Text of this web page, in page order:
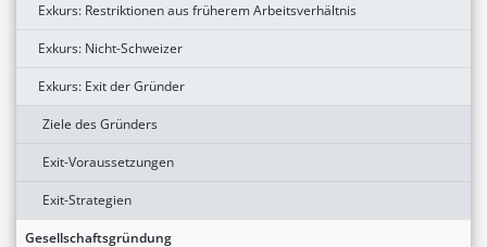
Exkurs: Restriktionen aus früherem Arbeitsverhältnis
Exkurs: Nicht-Schweizer
Exkurs: Exit der Gründer
Ziele des Gründers
Exit-Voraussetzungen
Exit-Strategien
Gesellschaftsgründung